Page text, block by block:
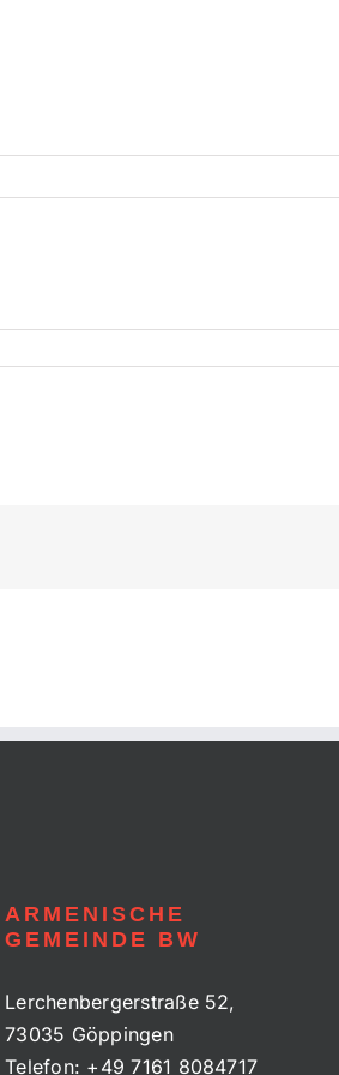
ARMENISCHE
GEMEINDE BW
Lerchenbergerstraße 52,
73035 Göppingen
Telefon: +49 7161 8084717